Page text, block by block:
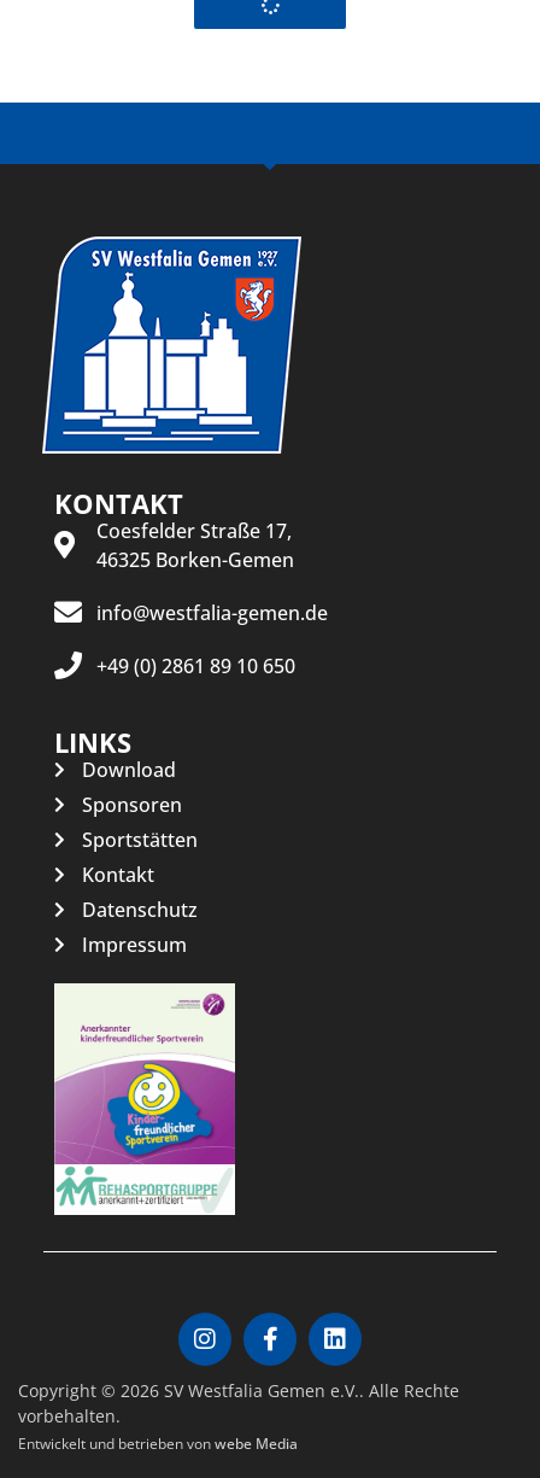
KONTAKT
Coesfelder Straße 17,
46325 Borken-Gemen
info@westfalia-gemen.de
+49 (0) 2861 89 10 650
LINKS
Download
Sponsoren
Sportstätten
Kontakt
Datenschutz
Impressum
Copyright © 2026 SV Westfalia Gemen e.V.. Alle Rechte
vorbehalten.
Entwickelt und betrieben vonwebe Media